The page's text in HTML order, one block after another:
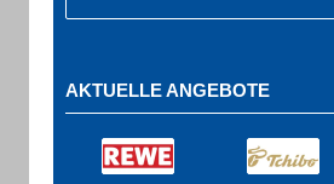
AKTUELLE ANGEBOTE